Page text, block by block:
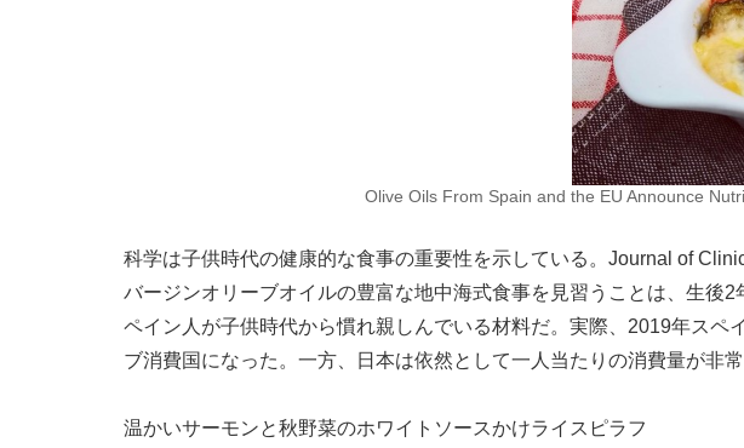
Olive Oils From Spain and the EU Announce
科学は子供時代の健康的な食事の重要性を示している。Journal of
バージンオリーブオイルの豊富な地中海式食事を見習うことは、生後
ペイン人が子供時代から慣れ親しんでいる材料だ。実際、2019年ス
ブ消費国になった。一方、日本は依然として一人当たりの消費量が非
温かいサーモンと秋野菜のホワイトソースかけライスピラフ